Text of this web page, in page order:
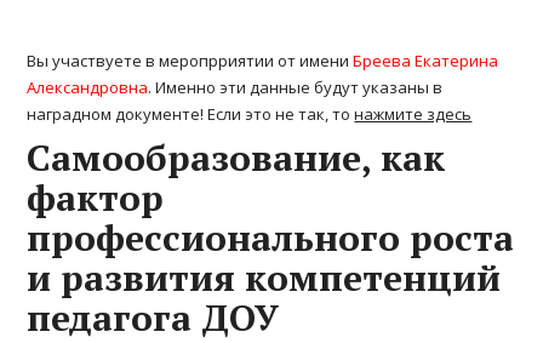
Вы участвуете в меропрриятии от имениБреева Екатерина
Александровна. Именно эти данные будут указаны в
наградном документе! Если это не так, тонажмите здесь
Самообразование, как
фактор
профессионального роста
и развития компетенций
педагога ДОУ